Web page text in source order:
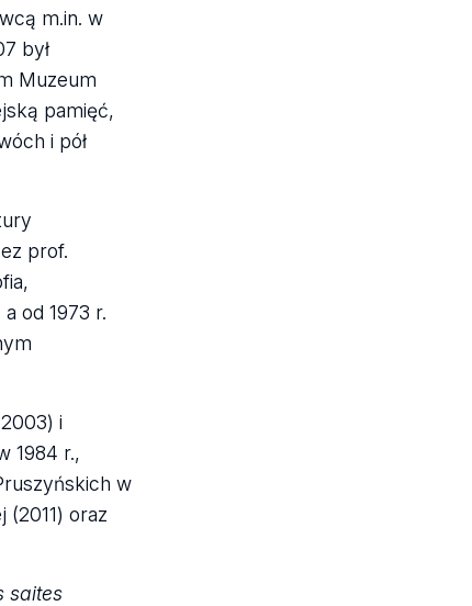
m.in. w
był
Muzeum
pamięć,
i pół
prof.
od 1973 r.
i
1984 r.,
w
oraz
saites